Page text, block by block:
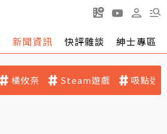
新聞資訊 快評雜談 紳士專區
橘攸奈 Steam遊戲 吸點迷